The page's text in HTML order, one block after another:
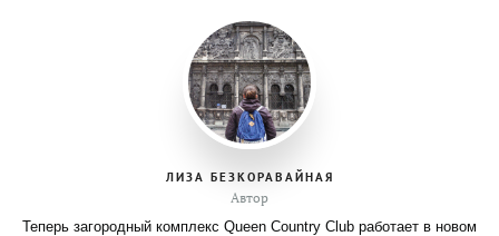
ЛИЗА БЕЗКОРАВАЙНАЯ
Автор
Теперь загородный комплекс Queen Country Club работает в новом